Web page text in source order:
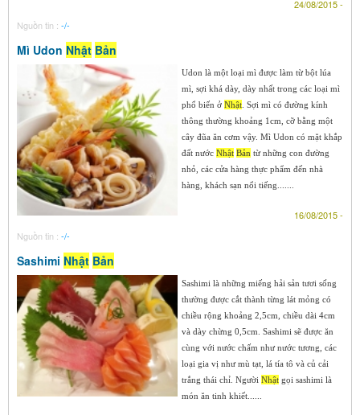
24/08/2015 -
Nguồn tin : -/-
Mì Udon Nhật Bản
Udon là một loại mì được làm từ bột lúa
mì, sợi khá dày, dày nhất trong các loại mì
phổ biến ở Nhật . Sợi mì có đường kính
thông thường khoảng 1cm, cỡ bằng một
cây đũa ăn cơm vậy. Mì Udon có mặt khắp
đất nước Nhật Bản từ những con đường
nhỏ, các cửa hàng thực phẩm đến nhà
hàng, khách sạn nổi tiếng.......
16/08/2015 -
Nguồn tin : -/-
Sashimi Nhật Bản
Sashimi là những miếng hải sản tươi sống
thường được cắt thành từng lát mỏng có
chiều rộng khoảng 2,5cm, chiều dài 4cm
và dày chừng 0,5cm. Sashimi sẽ được ăn
cùng với nước chấm như nước tương, các
loại gia vị như mù tạt, lá tía tô và củ cải
trắng thái chỉ. Người Nhật gọi sashimi là
món ăn tinh khiết......